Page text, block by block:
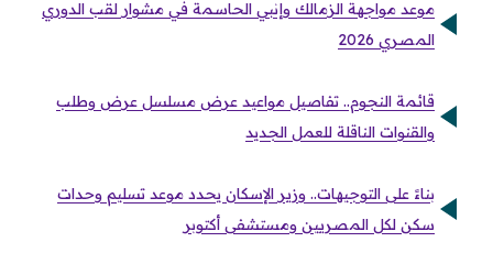
موعد مواجهة الزمالك وإنبي الحاسمة في مشوار لقب الدوري
المصري 2026
قائمة النجوم.. تفاصيل مواعيد عرض مسلسل عرض وطلب
والقنوات الناقلة للعمل الجديد
بناءً على التوجيهات.. وزير الإسكان يحدد موعد تسليم وحدات
سكن لكل المصريين ومستشفى أكتوبر